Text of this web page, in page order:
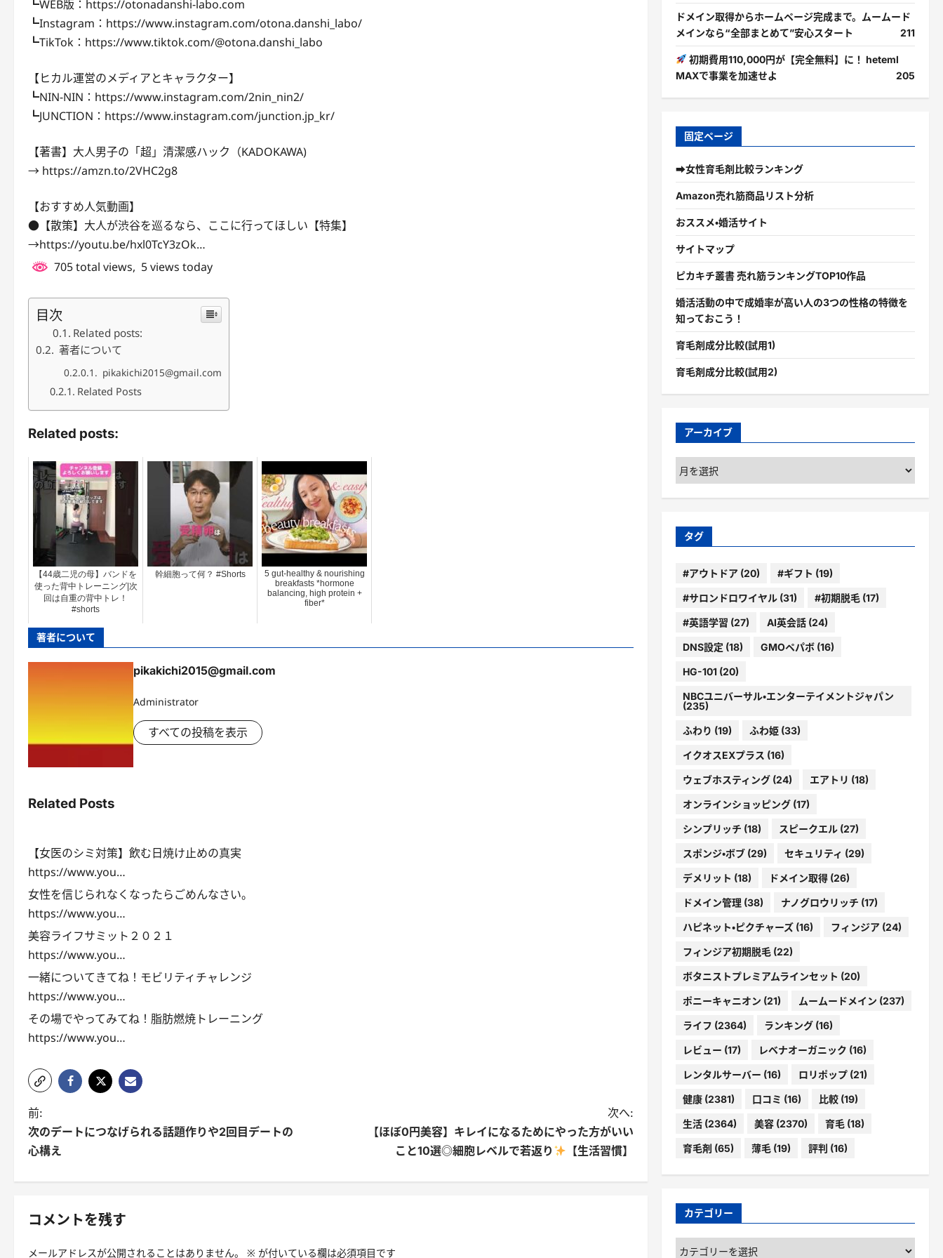
┗WEB版：https://otonadanshi-labo.com
┗Instagram：https://www.instagram.com/otona.danshi_labo/
┗TikTok：https://www.tiktok.com/@otona.danshi_labo
【ヒカル運営のメディアとキャラクター】
┗NIN-NIN：https://www.instagram.com/2nin_nin2/
┗JUNCTION：https://www.instagram.com/junction.jp_kr/
【著書】大人男子の「超」清潔感ハック（KADOKAWA)
→ https://amzn.to/2VHC2g8
【おすすめ人気動画】
●【散策】大人が渋谷を巡るなら、ここに行ってほしい【特集】
→https://youtu.be/hxl0TcY3zOk…
705 total views, 5 views today
目次
Related posts:
著者について
pikakichi2015@gmail.com
Related Posts
Related posts:
【44歳二児の母】バンドを
使った背中トレーニング|次
回は自重の背中トレ！
#shorts
幹細胞って何？ #Shorts
5 gut-healthy & nourishing
breakfasts *hormone
balancing, high protein +
fiber*
著者について
pikakichi2015@gmail.com
Administrator
すべての投稿を表示
Related Posts
【女医のシミ対策】飲む日焼け止めの真実
https://www.you…
女性を信じられなくなったらごめんなさい。
https://www.you…
美容ライフサミット２０２１
https://www.you…
一緒についてきてね！モビリティチャレンジ
https://www.you…
その場でやってみてね！脂肪燃焼トレーニング
https://www.you…
投
稿
ゲ
前:
次のデートにつなげられる話題作りや2回目デートの
心構え
次へ:
【ほぼ0円美容】キレイになるためにやった方がいい
こと10選◎細胞レベルで若返り
【生活習慣】
コメントを残す
メールアドレスが公開されることはありません。 ※ が付いている欄は必須項目です
ドメイン取得からホームページ完成まで。ムームード
メインなら“全部まとめて”安心スタート
211
初期費用110,000円が【完全無料】に！ heteml
MAXで事業を加速せよ
205
固定ページ
➡女性育毛剤比較ランキング
Amazon売れ筋商品リスト分析
おススメ・婚活サイト
サイトマップ
ピカキチ叢書 売れ筋ランキングTOP10作品
婚活活動の中で成婚率が高い人の3つの性格の特徴を
知っておこう！
育毛剤成分比較(試用1)
育毛剤成分比較(試用2)
アーカイブ
ア
ー
カ
ブ
タグ
#アウトドア(20) #ギフト (19)
#サロンドロワイヤル(31) #初期脱毛(17)
#英語学習 (27) AI英会話(24)
DNS設定 (18) GMOペパボ(16)
HG-101(20)
NBCユニバーサル・エンターテイメントジャパン
(235)
ふわり (19) ふわ姫(33)
イクオスEXプラス (16)
ウェブホスティング(24) エアトリ (18)
オンラインショッピング(17)
シンプリッチ (18) スピークエル(27)
スポンジ・ボブ(29) セキュリティ (29)
デメリット (18) ドメイン取得(26)
ドメイン管理(38) ナノグロウリッチ (17)
ハピネット・ピクチャーズ(16) フィンジア(24)
フィンジア初期脱毛(22)
ボタニストプレミアムラインセット (20)
ポニーキャニオン (21) ムームードメイン (237)
ライフ (2364) ランキング(16)
レビュー (17) レベナオーガニック (16)
レンタルサーバー (16) ロリポップ(21)
健康(2381) 口コミ (16) 比較(19)
生活(2364) 美容(2370) 育毛(18)
育毛剤 (65) 薄毛(19) 評判 (16)
カテゴリー
カ